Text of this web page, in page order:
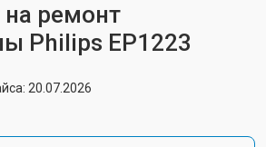
ремонт
Philips EP1223
20.07.2026